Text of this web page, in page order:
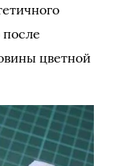
цветной